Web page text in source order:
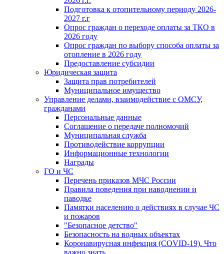
Подготовка к отопительному периоду 2026-
2027 г.г
Опрос граждан о переходе оплаты за ТКО в
2026 году
Опрос граждан по выбору способа оплаты за
отопление в 2026 году
Предоставление субсидии
Юридическая защита
Защита прав потребителей
Муниципальное имущество
Управление делами, взаимодействие с ОМСУ,
гражданами
Персональные данные
Соглашение о передаче полномочий
Муниципальная служба
Противодействие коррупции
Информационные технологии
Награды
ГО и ЧС
Перечень приказов МЧС России
Правила поведения при наводнении и
паводке
Памятки населению о действиях в случае ЧС
и пожаров
"Безопасное детство"
Безопасность на водных объектах
Коронавирусная инфекция (COVID-19). Что